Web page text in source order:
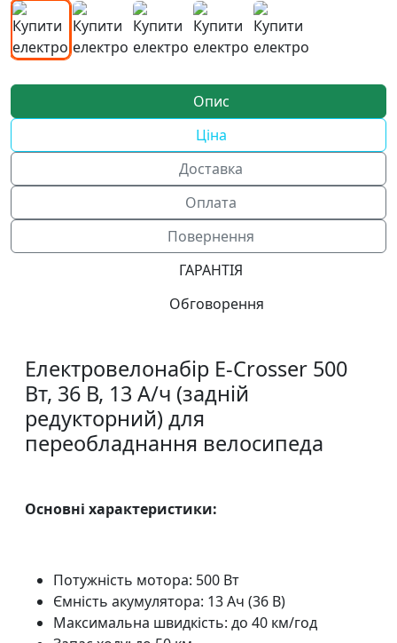
Опис
Ціна
Доставка
Оплата
Повернення
ГАРАНТІЯ
Обговорення
Електровелонабір E-Crosser 500
Вт, 36 В, 13 А/ч (задній
редукторний) для
переобладнання велосипеда
Основні характеристики:
Потужність мотора: 500 Вт
Ємність акумулятора: 13 Ач (36 В)
Максимальна швидкість: до 40 км/год